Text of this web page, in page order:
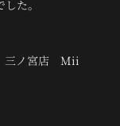
た。
三ノ宮店 Mii